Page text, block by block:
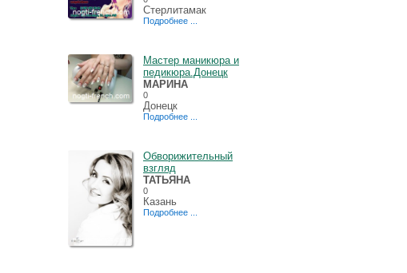
Стерлитамак
Подробнее ...
Мастер маникюра и
педикюра.Донецк
МАРИНА
0
Донецк
Подробнее ...
Обворижительный
взгляд
ТАТЬЯНА
0
Казань
Подробнее ...